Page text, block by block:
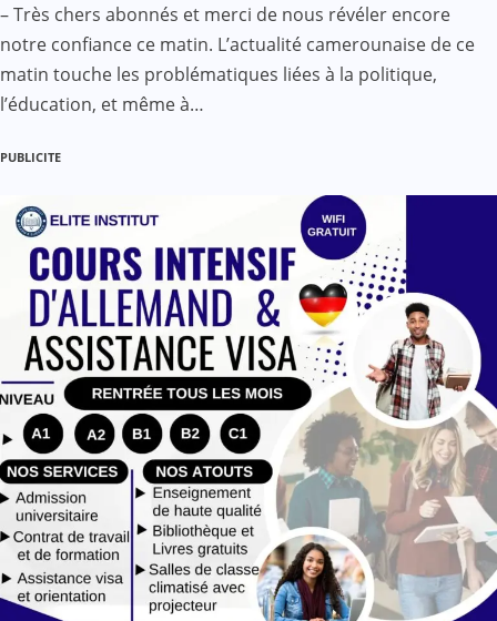
– Très chers abonnés et merci de nous révéler encore
notre confiance ce matin. L’actualité camerounaise de ce
matin touche les problématiques liées à la politique,
l’éducation, et même à…
PUBLICITE